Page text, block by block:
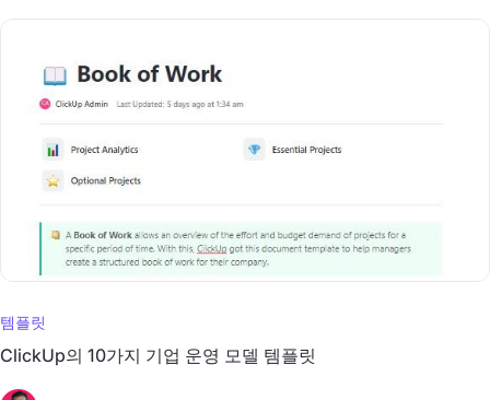
템플릿
ClickUp의 10가지 기업 운영 모델 템플릿